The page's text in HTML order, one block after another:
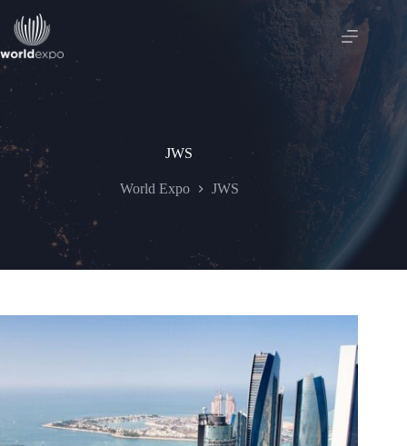
content
JWS
World Expo JWS